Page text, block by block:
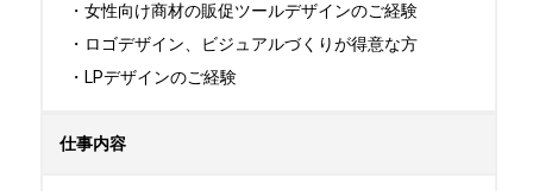
・女性向け商材の販促ツールデザインのご経験
・ロゴデザイン、ビジュアルづくりが得意な方
・LPデザインのご経験
仕事内容